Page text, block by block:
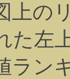
上の
た左
ラン